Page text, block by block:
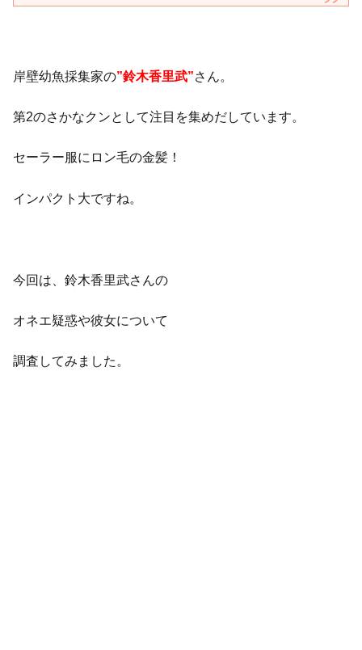
岸壁幼魚採集家の”鈴木香里武”さん。
第2のさかなクンとして注目を集めだしています。
セーラー服にロン毛の金髪！
インパクト大ですね。
今回は、鈴木香里武さんの
オネエ疑惑や彼女について
調査してみました。